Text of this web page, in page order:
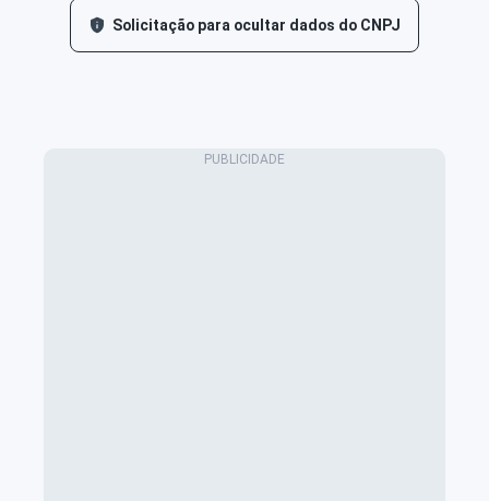
Solicitação para ocultar dados do CNPJ